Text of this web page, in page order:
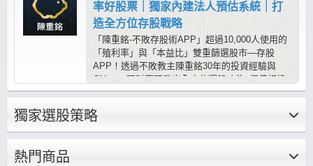
率好股票｜獨家內建法人預估系統｜打
造全方位存股戰略
「陳重銘-不敗存股術APP」超過10,000人使用的
「殖利率」與「本益比」雙重篩選股市—存股
APP！透過不敗教主陳重銘30年的投資經驗與
CMoney理財寶研發出全方位選股功能x價值紅綠
燈（本益比、殖利率估價分析）x法人系統，能夠
迅速找出價值投資便宜股、每年穩定配息、EPS
向上成長好公司，還有獨家不敗學院專區每月針
對不同的即時事件、個股產業深度研究，幫你打
獨家選股策略
熱門商品